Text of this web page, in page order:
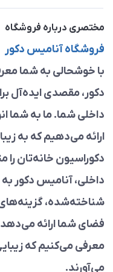
مختصری درباره فروشگاه
فروشگاه آنامیس دکور
با خوشحالی به شما
دکور، مقصدی ایده‌آل
داخلی شما. ما به شما
ارائه می‌دهیم که به
دکوراسیون خانه‌تان
داخلی، آنامیس دکور
شناخته‌شده، گزینه‌های
فضای شما ارائه
معرفی می‌کنیم که
می‌آورند.